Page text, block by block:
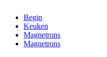
Begin
Keuken
Magnetrons
Magnetrons